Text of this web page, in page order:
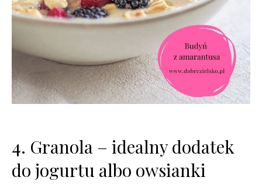
4. Granola – idealny dodatek
do jogurtu albo owsianki